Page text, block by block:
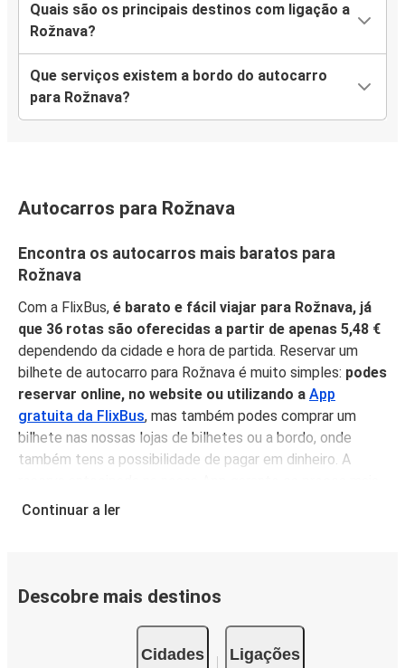
Quais são os principais destinos com ligação a
Rožnava?
Que serviços existem a bordo do autocarro
para Rožnava?
Autocarros para Rožnava
Encontra os autocarros mais baratos para
Rožnava
Com a FlixBus, é barato e fácil viajar para Rožnava, já
que 36 rotas são oferecidas a partir de apenas 5,48 €
dependendo da cidade e hora de partida. Reservar um
bilhete de autocarro para Rožnava é muito simples: podes
reservar online, no website ou utilizando a App
gratuita da FlixBus, mas também podes comprar um
bilhete nas nossas lojas de bilhetes ou a bordo, onde
também tens a possibilidade de pagar em dinheiro. A
baixos, enão é necessário imprimir o teu bilhete
Porquê viajar para Rožnava com a FlixBus
Podes chegar a Rožnava a partir de 36 cidades
, e quando chegar a altura de seguir viagem, há
Continuar a ler
Descobre mais destinos
Cidades Ligações